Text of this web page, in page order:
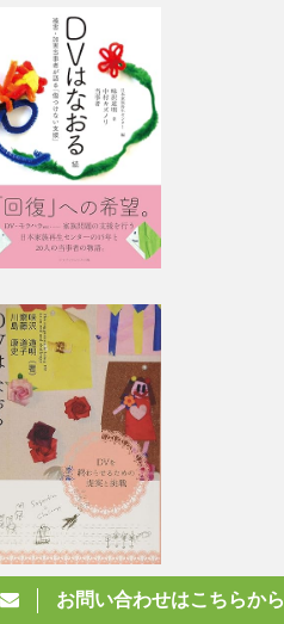
お問い合わせはこちらから